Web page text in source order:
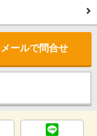
メールで問合せ